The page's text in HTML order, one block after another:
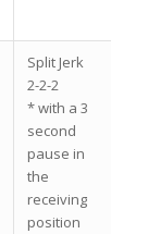
Split Jerk
2-2-2
* with a 3
second
pause in
the
receiving
position